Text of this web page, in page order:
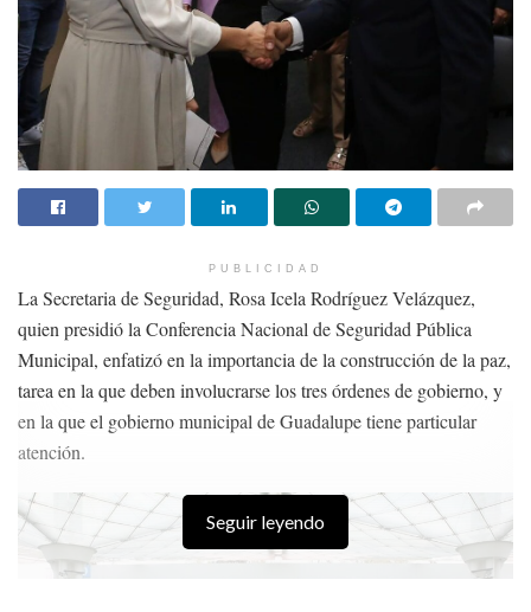
tenemos esperanza y creo que la esperanza nunca muere y hoy la
esperanza cambio de manos, ya no la tiene la 4T”.
Este es el asunto que comprendía la agenda de la Trigésima cuarta
sesión extraordinaria urgente de carácter privado de 2023 del INE:
CUARTO. ANÁLISIS, DISCUSIÓN Y, EN SU CASO,
APROBACIÓN PROYECTO DE ACUERDO DE LA
COMISIÓN DE QUEJAS Y DENUNCIAS DEL INSTITUTO
NACIONAL ELECTORAL, RESPECTO DE LA SOLICITUD
DE MEDIDAS CAUTELARES FORMULADA POR
BERTHA XÓCHITL GÁLVEZ RUIZ, EN CONTRA DEL
PRESIDENTE CONSTITUCIONAL DE LOS ESTADOS
UNIDOS MEXICANOS Y OTROS; POR LA PRESUNTA
VIOLENCIA POLÍTICA EN RAZÓN DE GÉNERO EN SU
CONTRA, EN CUMPLIMIENTO A LO ORDENADO POR
LA SALA SUPERIOR DEL TRIBUNAL ELECTORAL DEL
PUBLICIDAD
La Secretaria de Seguridad, Rosa Icela Rodríguez Velázquez,
quien presidió la Conferencia Nacional de Seguridad Pública
Municipal, enfatizó en la importancia de la construcción de la paz,
tarea en la que deben involucrarse los tres órdenes de gobierno, y
en la que el gobierno municipal de Guadalupe tiene particular
atención.
Seguir leyendo